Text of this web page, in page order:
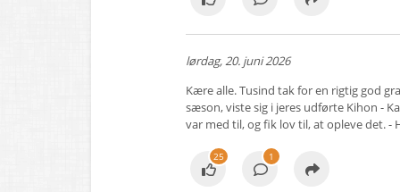
lørdag, 20. juni 2026
Kære alle. Tusind tak for en rigtig god
sæson, viste sig i jeres udførte Kihon -
var med til, og fik lov til, at opleve det. -
25 1